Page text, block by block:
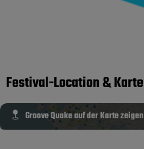
Festival-Location & Karte
Groove Quake auf der Karte zeigen